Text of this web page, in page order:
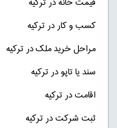
قیمت خانه در ترکیه
کسب و کار در ترکیه
مراحل خرید ملک در ترکیه
سند یا تاپو در ترکیه
اقامت در ترکیه
ثبت شرکت در ترکیه